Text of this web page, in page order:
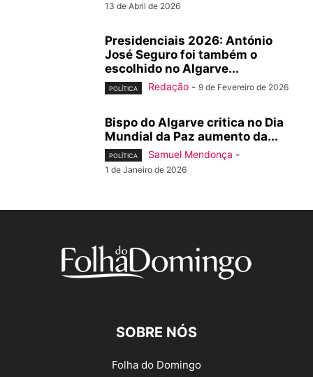
13 de Abril de 2026
Presidenciais 2026: António
José Seguro foi também o
escolhido no Algarve...
POLÍTICA Redação - 9 de Fevereiro de 2026
Bispo do Algarve critica no Dia
Mundial da Paz aumento da...
POLÍTICA Samuel Mendonça -
1 de Janeiro de 2026
SOBRE NÓS
Folha do Domingo